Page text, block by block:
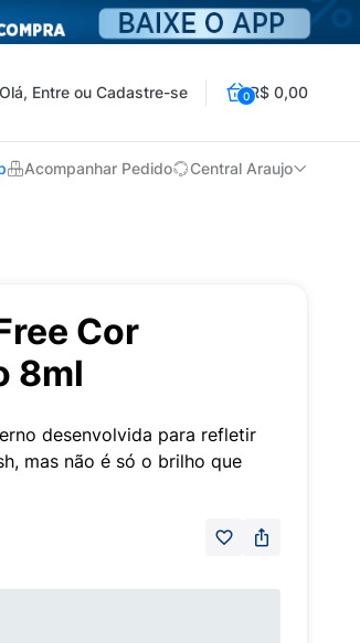
Olá, Entre ou Cadastre-se 0R$ 0,00
Acompanhar Pedido Central Araujo
Cor
8ml
desenvolvida para refletir
mas não é só o brilho que